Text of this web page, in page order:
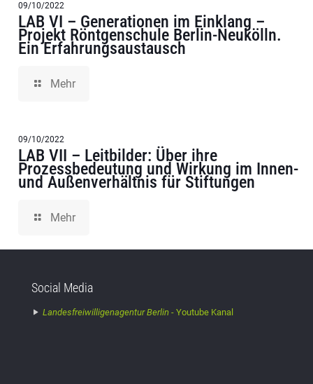
09/10/2022
LAB VI – Generationen im Einklang –
Projekt Röntgenschule Berlin-Neukölln.
Ein Erfahrungsaustausch
Mehr
09/10/2022
LAB VII – Leitbilder: Über ihre
Prozessbedeutung und Wirkung im Innen-
und Außenverhältnis für Stiftungen
Mehr
Social Media
Landesfreiwilligenagentur Berlin - Youtube Kanal